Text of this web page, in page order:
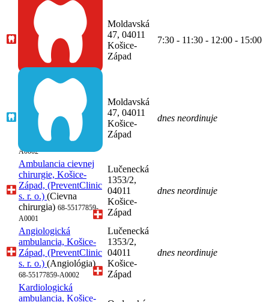
Ambulancia zubného
lekárstva, Košice-
Západ,
(DENTALORTHO
s.r.o.)
(Zubné
lekárstvo)
51-53292421-
A0001
Moldavská
47, 04011
Košice-
Západ
7:30 - 11:30 - 12:00 - 15:00
Ambulancia čeľustnej
ortopédie, Košice-
Západ,
(DENTALORTHO
s.r.o.)
(čeľustná
ortopédia)
51-53292421-
A0002
Moldavská
47, 04011
Košice-
Západ
dnes neordinuje
Ambulancia cievnej
chirurgie, Košice-
Západ, (PreventClinic
s. r. o.) (Cievna
chirurgia) 68-55177859-
A0001
Lučenecká
1353/2,
04011
Košice-
Západ
dnes neordinuje
Angiologická
ambulancia, Košice-
Západ, (PreventClinic
s. r. o.) (Angiológia)
68-55177859-A0002
Lučenecká
1353/2,
04011
Košice-
Západ
dnes neordinuje
Kardiologická
ambulancia, Košice-